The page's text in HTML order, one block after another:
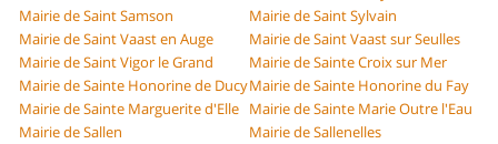
Mairie de Saint Samson
Mairie de Saint Sylvain
Mairie de Saint Vaast en Auge
Mairie de Saint Vaast sur Seulles
Mairie de Saint Vigor le Grand
Mairie de Sainte Croix sur Mer
Mairie de Sainte Honorine de DucyMairie de Sainte Honorine du Fay
Mairie de Sainte Marguerite d'Elle Mairie de Sainte Marie Outre l'Eau
Mairie de Sallen
Mairie de Sallenelles